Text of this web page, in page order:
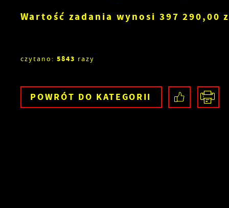
Wartość zadania wynosi 397 290,00
czytano: 5843 razy
POWRÓT DO KATEGORII